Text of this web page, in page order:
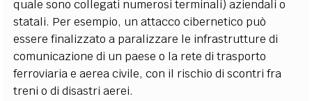
quale sono collegati numerosi terminali) aziendali o
statali. Per esempio, un attacco cibernetico può
essere finalizzato a paralizzare le infrastrutture di
comunicazione di un paese o la rete di trasporto
ferroviaria e aerea civile, con il rischio di scontri fra
treni o di disastri aerei.